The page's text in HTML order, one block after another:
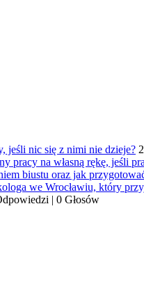
jeśli nic się z nimi nie dzieje?
pracy na własną rękę, jeśli
biustu oraz jak
we Wrocławiu, który
| 0 Głosów